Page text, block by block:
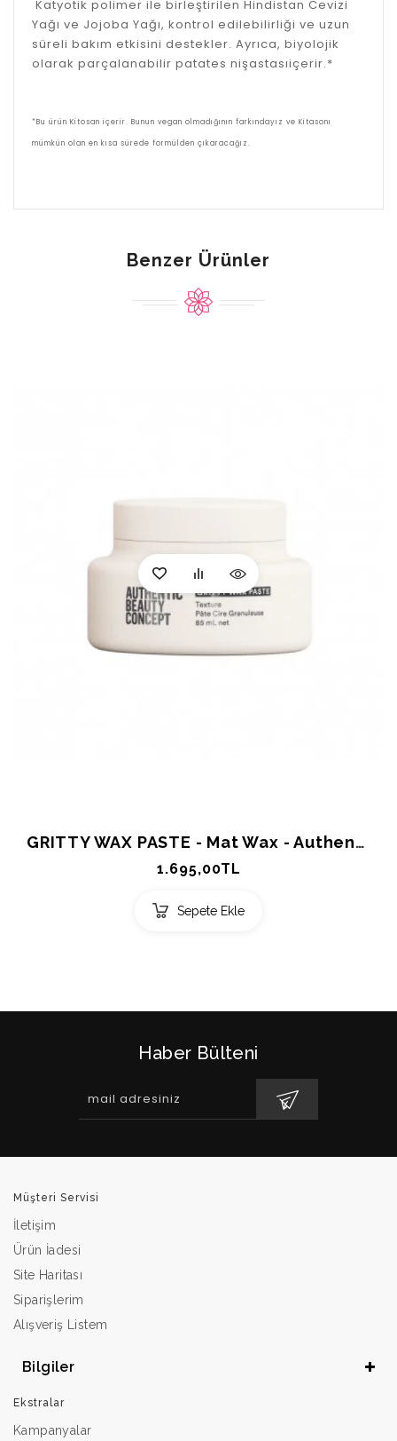
Katyotik polimer ile birleştirilen Hindistan Cevizi
Yağı ve Jojoba Yağı, kontrol edilebilirliği ve uzun
süreli bakım etkisini destekler. Ayrıca, biyolojik
olarak parçalanabilir patates nişastasıiçerir.*
*Bu ürün Kitosan içerir. Bunun vegan olmadığının farkındayız ve Kitasonı
mümkün olan en kısa sürede formülden çıkaracağız.
Benzer Ürünler
GRITTY WAX PASTE - Mat Wax - Authentic Beauty Concept 85ml.
1.695,00TL
Sepete Ekle
Haber Bülteni
Müşteri Servisi
İletişim
Ürün İadesi
Site Haritası
Siparişlerim
Alışveriş Listem
Bilgiler
Ekstralar
Kampanyalar